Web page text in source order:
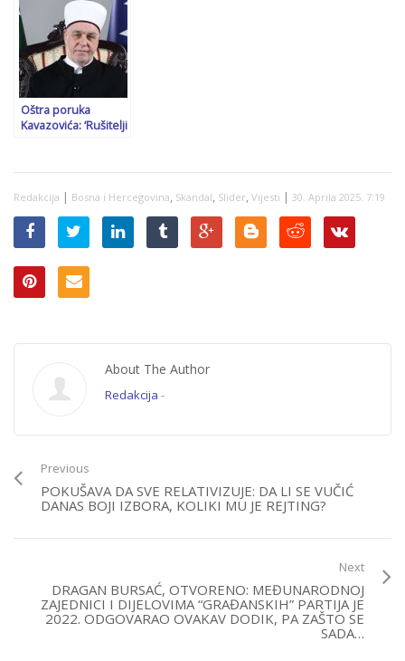
njemačke ministrice
iz Republike
Srpske?
Oštra poruka
Kavazovića: ‘Rušitelji
sankcionišemo sve
Redakcija | Bosna i Hercegovina, Skandal, Slider, Vijesti | 30. Aprila 2025. 7:19
About The Author
Redakcija -
Previous
POKUŠAVA DA SVE RELATIVIZUJE: DA LI SE VUČIĆ
DANAS BOJI IZBORA, KOLIKI MU JE REJTING?
Next
DRAGAN BURSAĆ, OTVORENO: MEĐUNARODNOJ
ZAJEDNICI I DIJELOVIMA “GRAĐANSKIH” PARTIJA JE
2022. ODGOVARAO OVAKAV DODIK, PA ZAŠTO SE
SADA…